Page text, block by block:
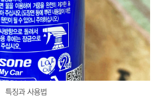
특징과 사용법